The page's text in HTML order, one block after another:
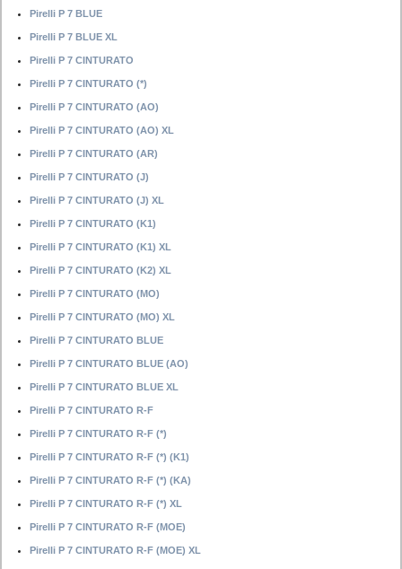
Pirelli P 7 BLUE
Pirelli P 7 BLUE XL
Pirelli P 7 CINTURATO
Pirelli P 7 CINTURATO (*)
Pirelli P 7 CINTURATO (AO)
Pirelli P 7 CINTURATO (AO) XL
Pirelli P 7 CINTURATO (AR)
Pirelli P 7 CINTURATO (J)
Pirelli P 7 CINTURATO (J) XL
Pirelli P 7 CINTURATO (K1)
Pirelli P 7 CINTURATO (K1) XL
Pirelli P 7 CINTURATO (K2) XL
Pirelli P 7 CINTURATO (MO)
Pirelli P 7 CINTURATO (MO) XL
Pirelli P 7 CINTURATO BLUE
Pirelli P 7 CINTURATO BLUE (AO)
Pirelli P 7 CINTURATO BLUE XL
Pirelli P 7 CINTURATO R-F
Pirelli P 7 CINTURATO R-F (*)
Pirelli P 7 CINTURATO R-F (*) (K1)
Pirelli P 7 CINTURATO R-F (*) (KA)
Pirelli P 7 CINTURATO R-F (*) XL
Pirelli P 7 CINTURATO R-F (MOE)
Pirelli P 7 CINTURATO R-F (MOE) XL